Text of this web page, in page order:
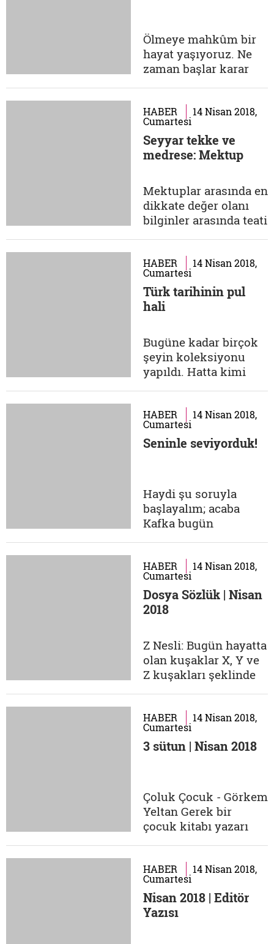
belirsizliği içinde
sormaya gayret
ederim. Kime
yazdığımız çok da
önemli değildir...
Ölmeye mahkûm bir
hayat yaşıyoruz. Ne
zaman başlar karar
diğer canlılardan
ayıran bir akla ve
kalbe sahibiz. Bu iki
özelliğimiz ağır bir
omuzlarımıza; Ol'ma
sorumluluğu. Hayat
bir hediye
bilebilirsek,...
HABER 14 Nisan 2018,
Cumartesi
Seyyar tekke ve
medrese: Mektup
Mektuplar arasında en
dikkate değer olanı
bilginler arasında teati
söz konusu olunca
talim ve tedris
maksatlı yazılan
mektuplar; bazen
bir fetva, bazen
idarecilere yönelik
uyarı görevi taşır,
bazen...
HABER 14 Nisan 2018,
Cumartesi
Türk tarihinin pul
hali
Bugüne kadar birçok
şeyin koleksiyonu
yapıldı. Hatta kimi
şov haline de dönüştü
ama bu işi hakkıyla
yapmanın ne demek
biriktirmekle geçiren
Ziya Ağaoğulları'na
sorduk. 60 senedir pul
biriktirdiğini...
HABER 14 Nisan 2018,
Cumartesi
Seninle seviyorduk!
Haydi şu soruyla
başlayalım; acaba
Kafka bugün
mesajlaşır mıydı, o
ilişki nasıl kurulur ve
sürerdi? Ne dersiniz?
Şimdi, Kafka'nın
mektubundaki şu
cümlesi geliyor
aklıma: "Beni
istasyonda uğurlarken
gördüğüm...
HABER 14 Nisan 2018,
Cumartesi
Dosya Sözlük | Nisan
2018
Z Nesli: Bugün hayatta
olan kuşaklar X, Y ve
Z kuşakları şeklinde
doğanlar X nesli, 1980-
1999 arasında
doğanlar Y nesli, 2000
adlandırılıyor. Z
neslinin diğer
kuşaklara baskın
gelen özelliği...
HABER 14 Nisan 2018,
Cumartesi
3 sütun | Nisan 2018
Çoluk Çocuk - Görkem
Yeltan Gerek bir
çocuk kitabı yazarı
üzere kâğıdı kalemi
elime aldığımda, belki
de sinemanın içinde
sıkça gezindiğimden
HABER 14 Nisan 2018,
Cumartesi
Nisan 2018 | Editör
Yazısı